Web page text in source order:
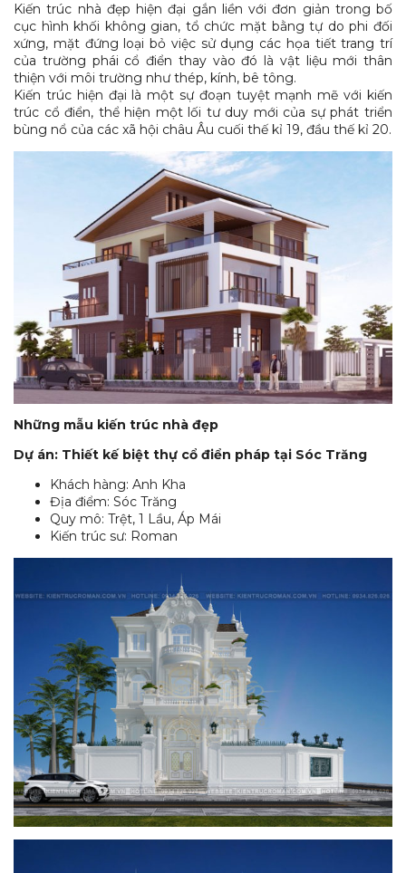
Kiến trúc nhà đẹp hiện đại gắn liền với đơn giản trong bố
cục hình khối không gian, tổ chức mặt bằng tự do phi đối
xứng, mặt đứng loại bỏ việc sử dụng các họa tiết trang trí
của trường phái cổ điển thay vào đó là vật liệu mới thân
thiện với môi trường như thép, kính, bê tông.
Kiến trúc hiện đại là một sự đoạn tuyệt mạnh mẽ với kiến
trúc cổ điển, thể hiện một lối tư duy mới của sự phát triển
bùng nổ của các xã hội châu Âu cuối thế kỉ 19, đầu thế kỉ 20.
Những mẫu kiến trúc nhà đẹp
Dự án: Thiết kế biệt thự cổ điển pháp tại Sóc Trăng
Khách hàng: Anh Kha
Địa điểm: Sóc Trăng
Quy mô: Trệt, 1 Lầu, Áp Mái
Kiến trúc sư: Roman